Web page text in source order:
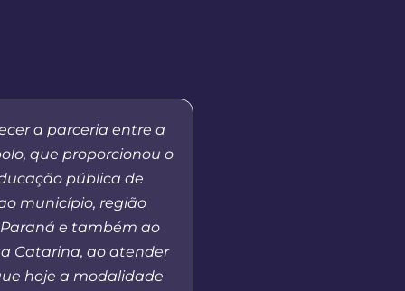
a parceria entre a
que proporcionou o
pública de
município, região
e também ao
Catarina, ao atender
hoje a modalidade